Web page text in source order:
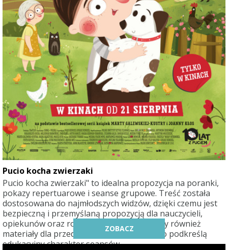
Pucio kocha zwierzaki
Pucio kocha zwierzaki" to idealna propozycja na poranki,
pokazy repertuarowe i seanse grupowe. Treść została
dostosowana do najmłodszych widzów, dzięki czemu jest
bezpieczną i przemyślaną propozycją dla nauczycieli,
opiekunów oraz rodziców. Przygotowujemy również
materiały dla przedszkoli, które dodatkowo podkreślą
edukacyjny charakter seansów.
ZOBACZ